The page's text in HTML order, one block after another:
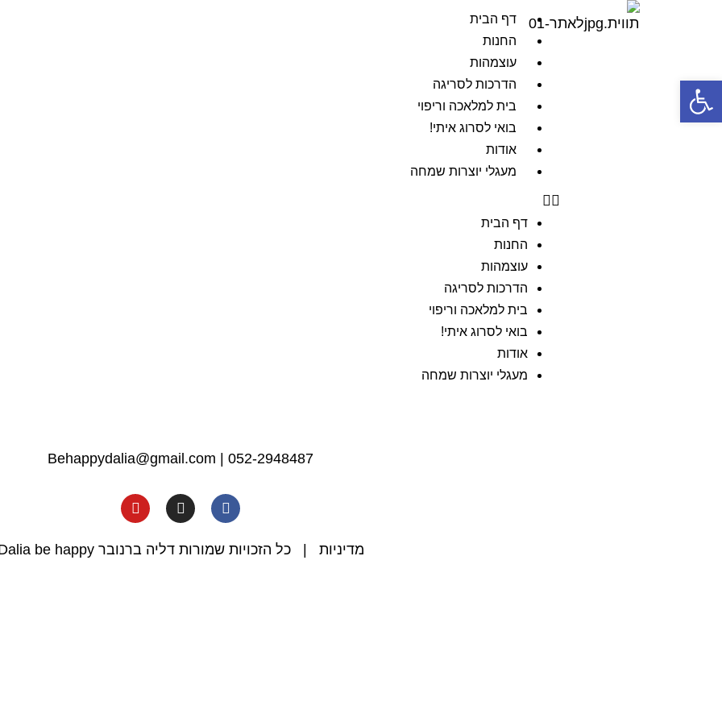
דף הבית
החנות
עוצמהות
הדרכות לסריגה
בית למלאכה וריפוי
בואי לסרוג איתי!
אודות
מעגלי יוצרות שמחה
דף הבית
החנות
עוצמהות
הדרכות לסריגה
בית למלאכה וריפוי
בואי לסרוג איתי!
אודות
מעגלי יוצרות שמחה
Behappydalia@gmail.com 052-2948487
מדיניות | כל הזכויות שמורות דליה ברנובר Dalia be happy
פתח סרגל נגישות